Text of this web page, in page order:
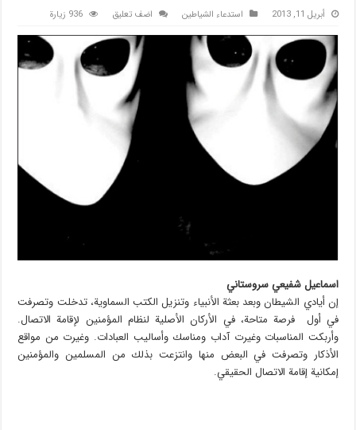
أبريل 11, 2013 استدعاء الشياطين اضف تعليق 936 زيارة
اسماعيل شفيعي سروستاني
إن أيادي الشيطان وبعد بعثة الأنبياء وتنزيل الكتب السماوية، تدخلت وتصرفت
في أول فرصة متاحة، في الأركان الأصلية لنظام المؤمنين لإقامة الاتصال.
وأربكت المناسبات وغيرت آداب ومناسك وأساليب العبادات. وغيرت من مواقع
الأذكار وتصرفت في البعض منها وانتزعت بذلك من المسلمين والمؤمنين
إمكانية إقامة الاتصال الحقيقي.